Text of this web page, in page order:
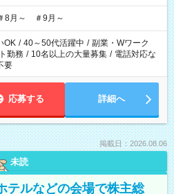
8月～ ＃9月～
OK / 40～50代活躍中 / 副業・Wワーク
勤務 / 10名以上の大量募集 / 電話対応な
要
応募する 詳細へ
掲載日：2026.08.06
未読
テルなどの会場で株主総